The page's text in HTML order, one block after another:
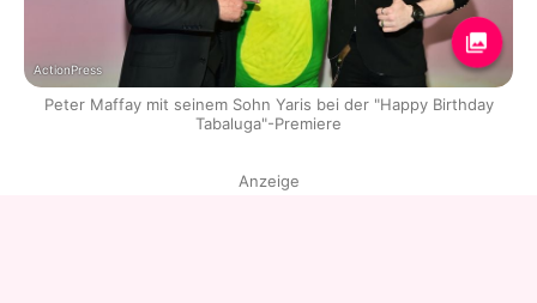
ActionPress
Peter Maffay mit seinem Sohn Yaris bei der "Happy Birthday
Tabaluga"-Premiere
Anzeige